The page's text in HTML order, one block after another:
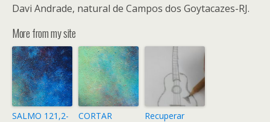
Davi Andrade, natural de Campos dos Goytacazes-RJ.
More from my site
SALMO 121,2-
CORTAR
Recuperar